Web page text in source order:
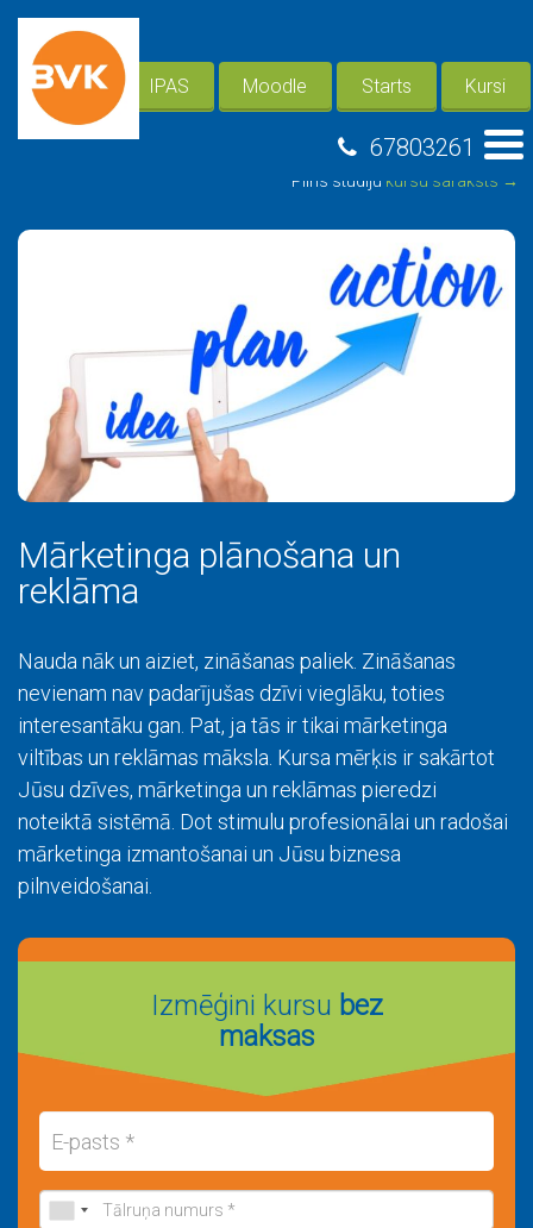
67803261
IPAS Moodle Starts Kursi
Pilns studiju kursu saraksts →
Mārketinga plānošana un
reklāma
Nauda nāk un aiziet, zināšanas paliek. Zināšanas
nevienam nav padarījušas dzīvi vieglāku, toties
interesantāku gan. Pat, ja tās ir tikai mārketinga
viltības un reklāmas māksla. Kursa mērķis ir sakārtot
Jūsu dzīves, mārketinga un reklāmas pieredzi
noteiktā sistēmā. Dot stimulu profesionālai un radošai
mārketinga izmantošanai un Jūsu biznesa
pilnveidošanai.
Izmēģini kursu bez
maksas